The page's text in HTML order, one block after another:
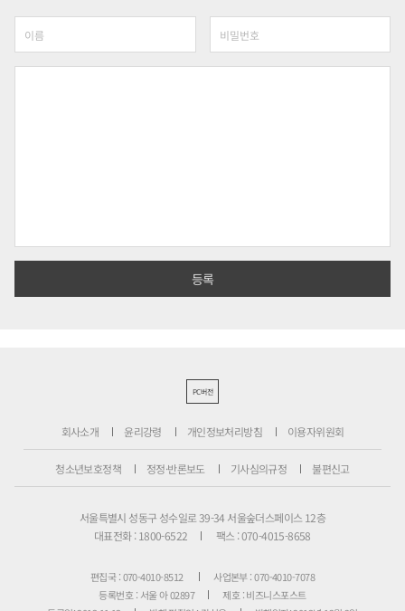
PC버전
회사소개 윤리강령 개인정보처리방침 이용자위원회
청소년보호정책 정정·반론보도 기사심의규정 불편신고
서울특별시 성동구 성수일로 39-34 서울숲더스페이스 12층
대표전화 : 1800-6522
팩스 : 070-4015-8658
편집국 : 070-4010-8512
사업본부 : 070-4010-7078
등록번호 : 서울 아 02897
제호 : 비즈니스포스트